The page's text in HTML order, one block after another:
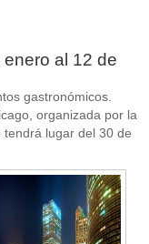
al 12 de
gastronómicos.
organizada por la
lugar del 30 de